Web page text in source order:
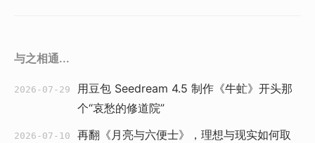
与之相通...
2026-07-29
用豆包 Seedream 4.5 制作《牛虻》开头那
个“哀愁的修道院”
2026-07-10
再翻《月亮与六便士》，理想与现实如何取